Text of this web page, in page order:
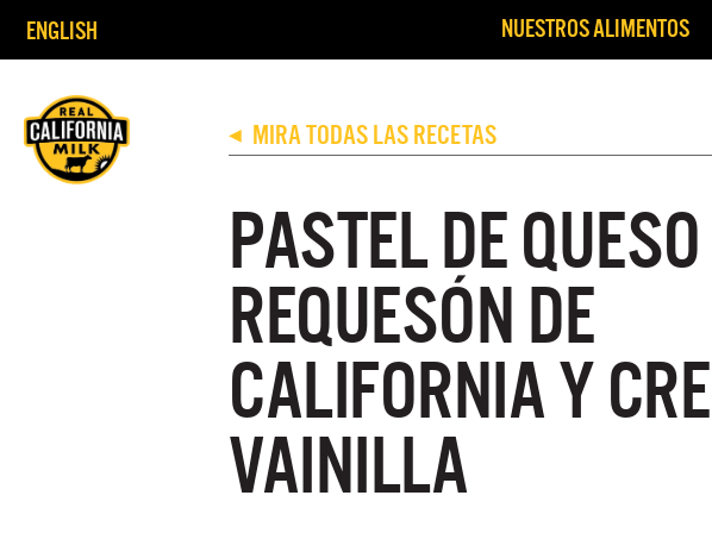
ENGLISH NUESTROS ALIMENTOS
◀ MIRA TODAS LAS RECETAS
PASTEL DE
REQUESÓN DE
CALIFORNIA Y
VAINILLA